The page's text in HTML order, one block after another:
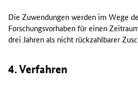
Die Zuwendungen werden im Wege
Forschungsvorhaben für einen
drei Jahren als nicht rückzahlbarer
4. Verfahren